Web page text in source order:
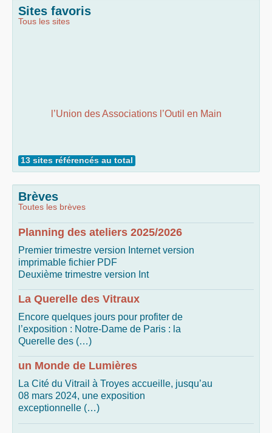
Sites favoris
Tous les sites
l’Union des Associations l’Outil en Main
13 sites référencés au total
Brèves
Toutes les brèves
Planning des ateliers 2025/2026
Premier trimestre version Internet version
imprimable fichier PDF
Deuxième trimestre version Int
La Querelle des Vitraux
Encore quelques jours pour profiter de
l’exposition : Notre-Dame de Paris : la
Querelle des (…)
un Monde de Lumières
La Cité du Vitrail à Troyes accueille, jusqu’au
08 mars 2024, une exposition
exceptionnelle (…)